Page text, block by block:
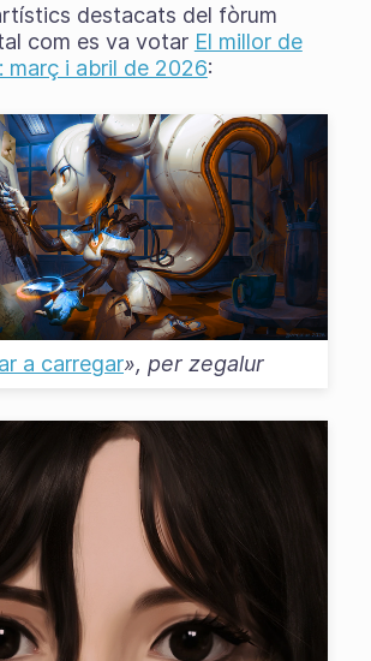
destacats del fòrum
com es va votar El millor de
març i abril de 2026:
a carregar», per zegalur